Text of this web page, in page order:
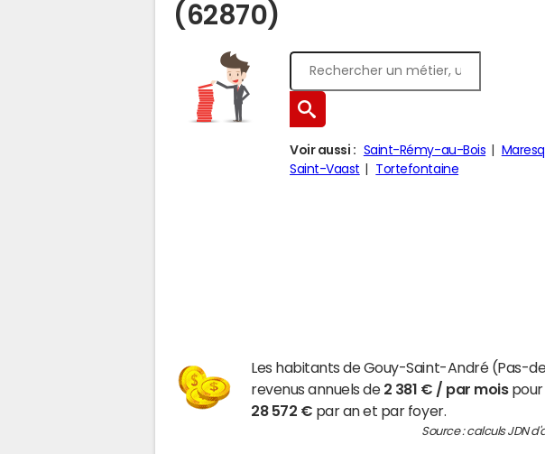
(62870)
Voir aussi : Saint-Rémy-au-Bois
Saint-Vaast
Tortefontaine
Les habitants de Gouy-Saint-André (Pas-
revenus annuels de 2 381 € / par moispour
28 572 € par an et par foyer.
Source : calculs JDN